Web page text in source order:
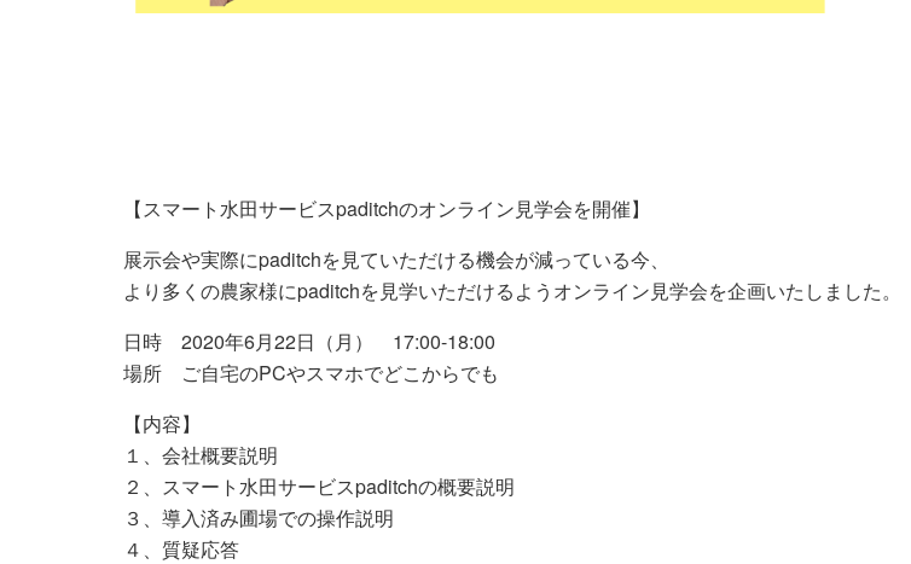
【スマート水田サービスpaditchのオンライン見学会を開催】
展示会や実際にpaditchを見ていただける機会が減っている今、
より多くの農家様にpaditchを見学いただけるようオンライン見学会を企画いたしました。
日時 2020年6月22日（月） 17:00-18:00
場所 ご自宅のPCやスマホでどこからでも
【内容】
１、会社概要説明
２、スマート水田サービスpaditchの概要説明
３、導入済み圃場での操作説明
４、質疑応答